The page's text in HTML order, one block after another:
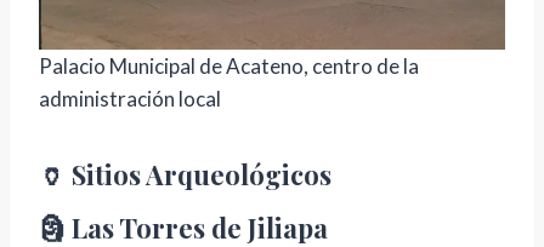
Palacio Municipal de Acateno, centro de la
administración local
🏺 Sitios Arqueológicos
🗿 Las Torres de Jiliapa